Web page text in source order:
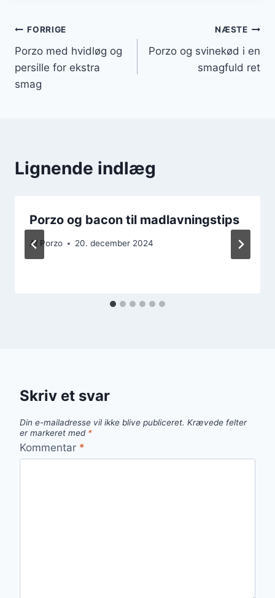
Indlægsnavigation
FORRIGE
Porzo med hvidløg og
persille for ekstra
smag
NÆSTE
Porzo og svinekød i en
smagfuld ret
Lignende indlæg
Porzo og bacon til madlavningstips
Af Porzo 20. december 2024
Skriv et svar
Din e-mailadresse vil ikke blive publiceret. Krævede felter
er markeret med *
Kommentar *